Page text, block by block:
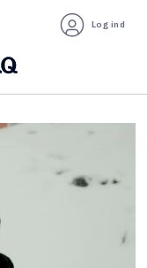
Log ind